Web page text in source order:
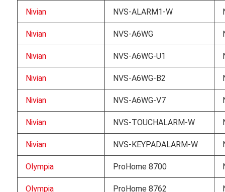
Nivian NVS-ALARM1-W
Nivian NVS-A6WG
Nivian NVS-A6WG-U1
Nivian NVS-A6WG-B2
Nivian NVS-A6WG-V7
Nivian NVS-TOUCHALARM-W
Nivian NVS-KEYPADALARM-W
Olympia ProHome 8700
Olympia ProHome 8762